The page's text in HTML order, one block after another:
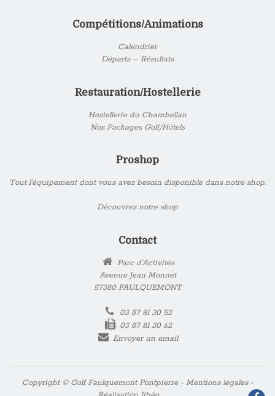
Compétitions/Animations
Calendrier
Départs – Résultats
Restauration/Hostellerie
Hostellerie du Chambellan
Nos Packages Golf/Hôtels
Proshop
Tout l’équipement dont vous avez besoin disponible dans notre shop.
Découvrez notre shop
Contact
Parc d'Activités
Avenue Jean Monnet
57380 FAULQUEMONT
03 87 81 30 52
03 87 81 30 62
Envoyer un email
Copyright © Golf Faulquemont Pontpierre - Mentions légales-